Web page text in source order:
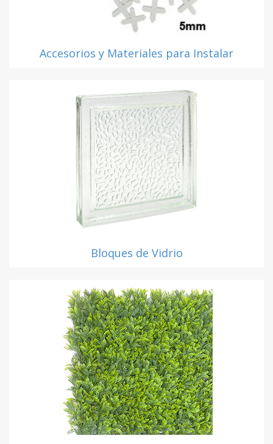
Accesorios y Materiales para Instalar
Bloques de Vidrio